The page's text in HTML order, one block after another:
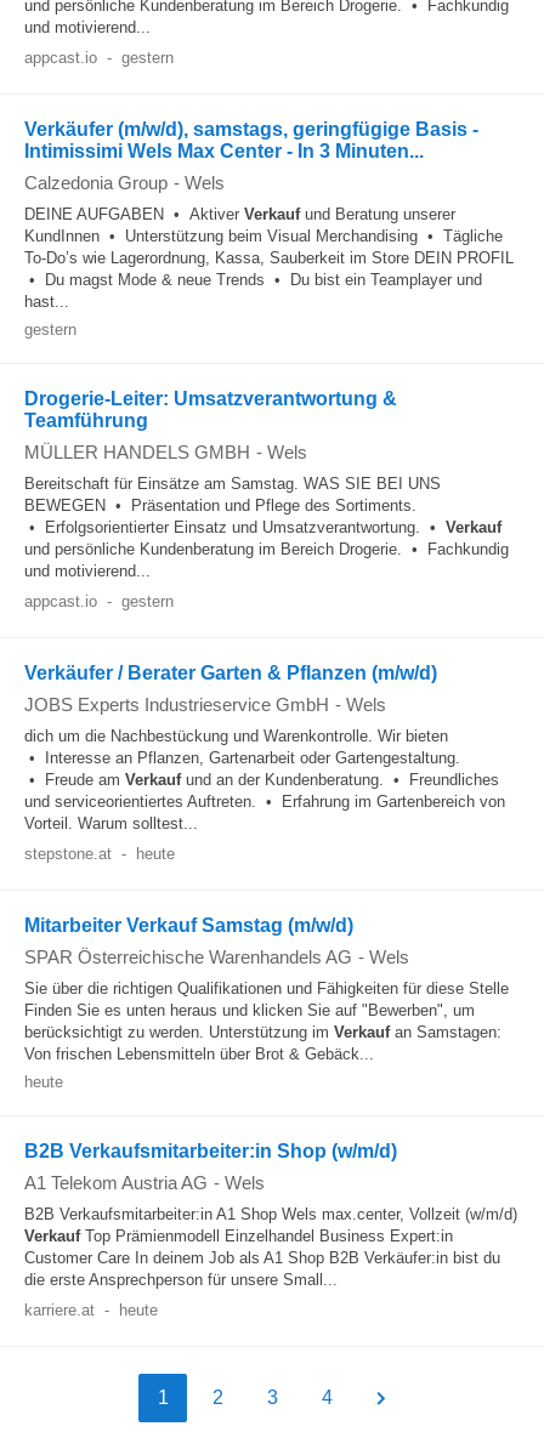
und persönliche Kundenberatung im Bereich Drogerie. • Fachkundig
und motivierend...
appcast.io - gestern
Verkäufer (m/w/d), samstags, geringfügige Basis -
Intimissimi Wels Max Center - In 3 Minuten...
Calzedonia Group - Wels
DEINE AUFGABEN • Aktiver Verkaufund Beratung unserer
KundInnen • Unterstützung beim Visual Merchandising • Tägliche
To-Do’s wie Lagerordnung, Kassa, Sauberkeit im Store DEIN PROFIL
• Du magst Mode & neue Trends • Du bist ein Teamplayer und
hast...
gestern
Drogerie-Leiter: Umsatzverantwortung &
Teamführung
MÜLLER HANDELS GMBH - Wels
Bereitschaft für Einsätze am Samstag. WAS SIE BEI UNS
BEWEGEN • Präsentation und Pflege des Sortiments.
• Erfolgsorientierter Einsatz und Umsatzverantwortung. • Verkauf
und persönliche Kundenberatung im Bereich Drogerie. • Fachkundig
und motivierend...
appcast.io - gestern
Verkäufer / Berater Garten & Pflanzen (m/w/d)
JOBS Experts Industrieservice GmbH - Wels
dich um die Nachbestückung und Warenkontrolle. Wir bieten
• Interesse an Pflanzen, Gartenarbeit oder Gartengestaltung.
• Freude am Verkaufund an der Kundenberatung. • Freundliches
und serviceorientiertes Auftreten. • Erfahrung im Gartenbereich von
Vorteil. Warum solltest...
stepstone.at - heute
Mitarbeiter Verkauf Samstag (m/w/d)
SPAR Österreichische Warenhandels AG - Wels
Sie über die richtigen Qualifikationen und Fähigkeiten für diese Stelle
Finden Sie es unten heraus und klicken Sie auf "Bewerben", um
berücksichtigt zu werden. Unterstützung im Verkaufan Samstagen:
Von frischen Lebensmitteln über Brot & Gebäck...
heute
B2B Verkaufsmitarbeiter:in Shop (w/m/d)
A1 Telekom Austria AG - Wels
B2B Verkaufsmitarbeiter:in A1 Shop Wels max.center, Vollzeit (w/m/d)
VerkaufTop Prämienmodell Einzelhandel Business Expert:in
Customer Care In deinem Job als A1 Shop B2B Verkäufer:in bist du
die erste Ansprechperson für unsere Small...
karriere.at - heute
1 2 3 4